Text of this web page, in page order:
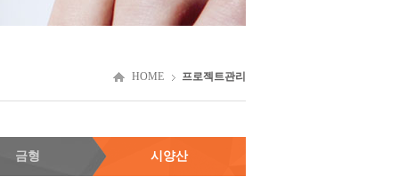
HOME 프로젝트관리
금형 시양산